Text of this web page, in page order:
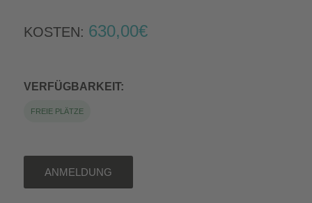
KOSTEN: 630,00€
VERFÜGBARKEIT:
FREIE PLÄTZE
ANMELDUNG